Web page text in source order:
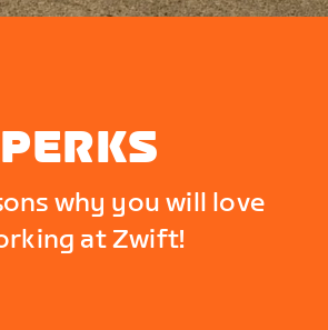
PERKS
why you will love
at Zwift!